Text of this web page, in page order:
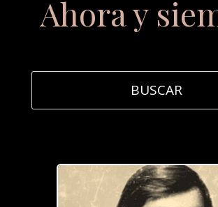
Ahora y